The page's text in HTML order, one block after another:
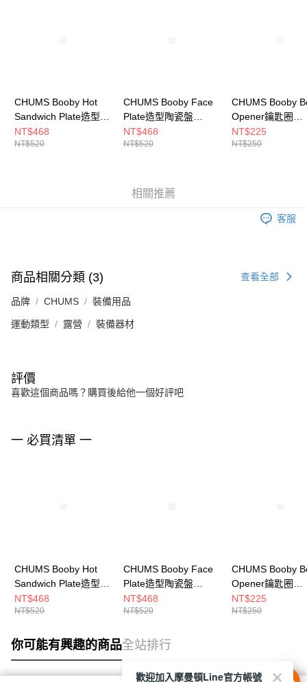
CHUMS Booby Hot
Sandwich Plate造型陶
瓷盤 Bread
CH622156Z293
NT$468
NT$520
CHUMS Booby Face
Plate造型陶瓷盤
Booby
CH622153Z051
NT$468
NT$520
CHUMS Booby
Opener鑰匙圈
CH622050G011
NT$225
NT$250
相關推薦
客服
商品相關分類 (3) 查看全部
品牌 CHUMS 裝備用品
運動類型 露營 裝備器材
評價
喜歡這個商品嗎？購買後給他一個好評吧
一 必買清單 一
CHUMS Booby Hot
Sandwich Plate造型陶
瓷盤 Bread
CH622156Z293
NT$468
NT$520
CHUMS Booby Face
Plate造型陶瓷盤
Booby
CH622153Z051
NT$468
NT$520
CHUMS Booby
Opener鑰匙圈
CH622050G011
NT$225
NT$250
你可能有興趣的商品全站排行
歡迎加入摩曼頓Line官方帳號